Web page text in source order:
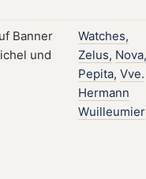
Watches,
Zelus, Nova,
Pepita, Vve.
Hermann
Wuilleumier